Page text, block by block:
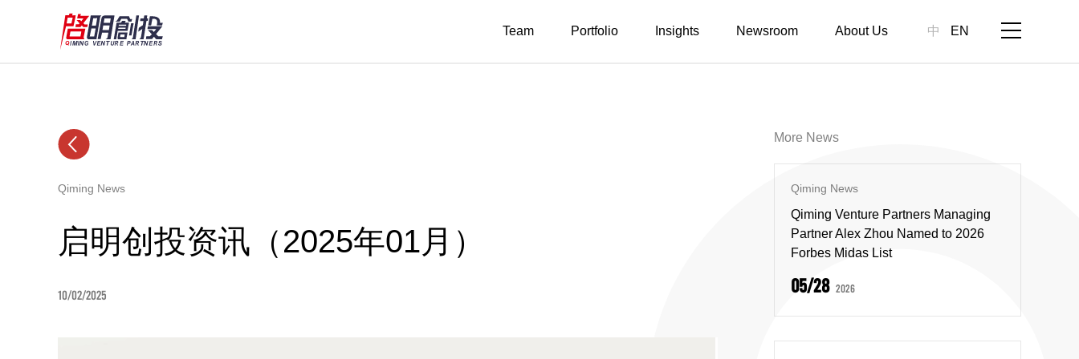
中 EN
Team Portfolio Insights Newsroom About Us
Qiming News
启明创投资讯（2025年01月）
10/02/2025
More News
Qiming News
Qiming Venture Partners Managing
Partner Alex Zhou Named to 2026
Forbes Midas List
05/28 2026